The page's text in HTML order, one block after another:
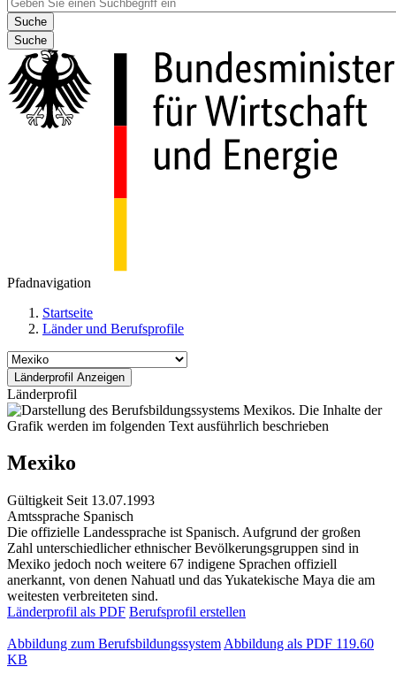
Suche
Pfadnavigation
Startseite
Länder und Berufsprofile
Länderprofil
Mexiko
Gültigkeit Seit 13.07.1993
Amtssprache Spanisch
Die offizielle Landessprache ist Spanisch. Aufgrund der großen
Zahl unterschiedlicher ethnischer Bevölkerungsgruppen sind in
Mexiko jedoch noch weitere 67 indigene Sprachen offiziell
anerkannt, von denen Nahuatl und das Yukatekische Maya die am
weitesten verbreiteten sind.
Länderprofil als PDF Berufsprofil erstellen
Abbildung zum Berufsbildungssystem Abbildung als PDF 119.60
KB